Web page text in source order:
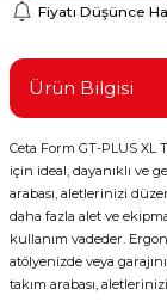
Fiyatı Düşünce
Ürün Bilgisi
Ceta Form GT-PLUS XL
için ideal, dayanıklı ve
arabası, aletlerinizi
daha fazla alet ve
kullanım vadeder.
atölyenizde veya
takım arabası,